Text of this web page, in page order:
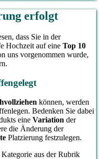
erfolgt
dass Sie in der
Hochzeit auf eine Top 10
uns vorgenommen wurde,
können, werden
Bedenken Sie dabei
eine Variation der
die Änderung der
Platzierung festzulegen.
aus der Rubrik